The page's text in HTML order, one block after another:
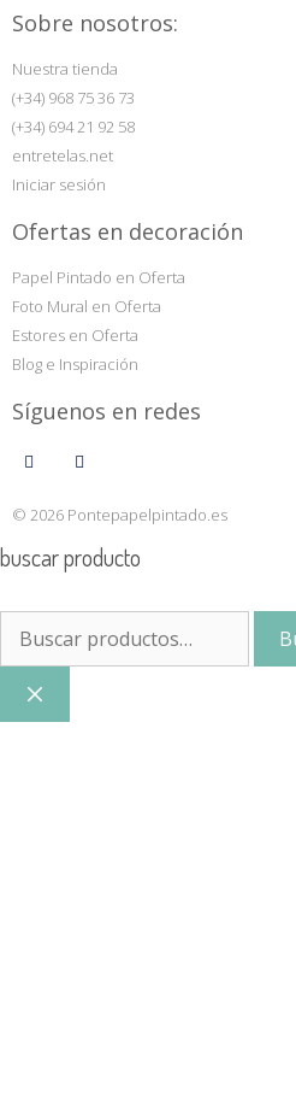
Sobre nosotros:
Nuestra tienda
(+34) 968 75 36 73
(+34) 694 21 92 58
entretelas.net
Iniciar sesión
Ofertas en decoración
Papel Pintado en Oferta
Foto Mural en Oferta
Estores en Oferta
Blog e Inspiración
Síguenos en redes
© 2026 Pontepapelpintado.es
buscar producto